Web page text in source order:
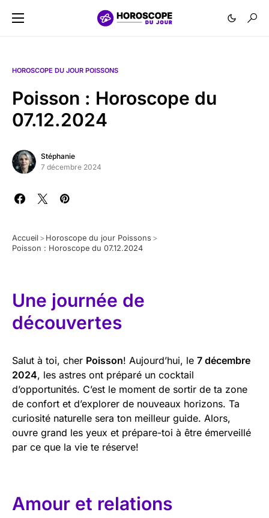
HOROSCOPE DU JOUR POISSONS
Poisson : Horoscope du
07.12.2024
Stéphanie
7 décembre 2024
Accueil > Horoscope du jour Poissons >
Poisson : Horoscope du 07.12.2024
Une journée de
découvertes
Salut à toi, cher Poisson! Aujourd’hui, le 7 décembre
2024, les astres ont préparé un cocktail
d’opportunités. C’est le moment de sortir de ta zone
de confort et d’explorer de nouveaux horizons. Ta
curiosité naturelle sera ton meilleur guide. Alors,
ouvre grand les yeux et prépare-toi à être émerveillé
par ce que la vie te réserve!
Amour et relations